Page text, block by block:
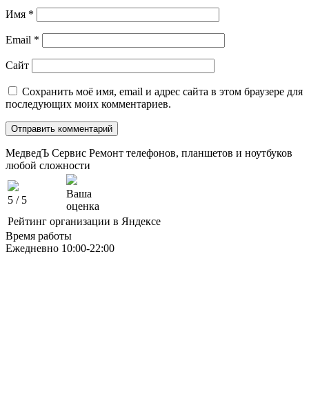
Имя *
Email *
Сайт
Сохранить моё имя, email и адрес сайта в этом браузере для
последующих моих комментариев.
МедведЪ Сервис Ремонт телефонов, планшетов и ноутбуков
любой сложности
5 / 5
Ваша
оценка
Рейтинг организации в Яндексе
Время работы
Ежедневно 10:00-22:00